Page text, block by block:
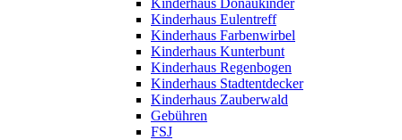
Kinderhaus Donaukinder
Kinderhaus Eulentreff
Kinderhaus Farbenwirbel
Kinderhaus Kunterbunt
Kinderhaus Regenbogen
Kinderhaus Stadtentdecker
Kinderhaus Zauberwald
Gebühren
FSJ